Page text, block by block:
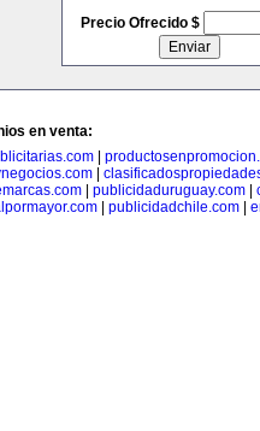
Precio Ofrecido $
en venta:
|
publicidaduruguay.com
| publicidadchile.com|